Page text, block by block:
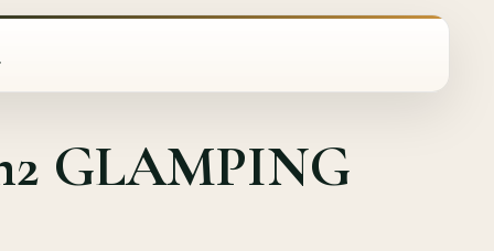
GLAMPING